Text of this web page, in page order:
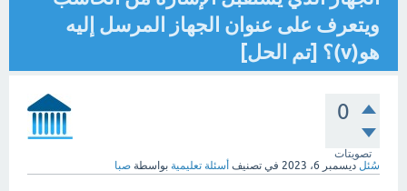
ويتعرف على عنوان الجهاز المرسل إليه
هو(v)؟ [تم الحل]
0
تصويتات
سُئل ديسمبر 6، 2023 في تصنيف أسئلة تعليمية بواسطة صبا